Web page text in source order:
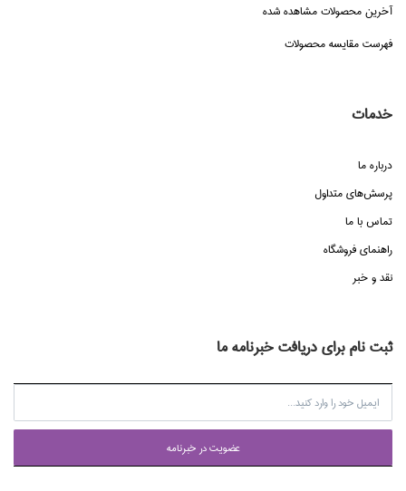
آخرین محصولات مشاهده شده
فهرست مقایسه محصولات
خدمات
درباره ما
پرسش‌هاي متداول
تماس با ما
راهنماي فروشگاه
نقد و خبر
ثبت نام برای دریافت خبرنامه ما
عضويت در خبرنامه